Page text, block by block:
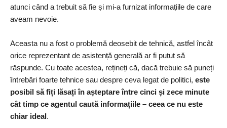
atunci când a trebuit să fie și mi-a furnizat informațiile de care
aveam nevoie.
Aceasta nu a fost o problemă deosebit de tehnică, astfel încât
orice reprezentant de asistență generală ar fi putut să
răspunde. Cu toate acestea, rețineți că, dacă trebuie să puneți
întrebări foarte tehnice sau despre ceva legat de politici, este
posibil să fiți lăsați în așteptare între cinci și zece minute
cât timp ce agentul caută informațiile – ceea ce nu este
chiar ideal.